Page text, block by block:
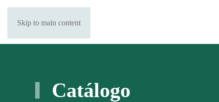
Skip to main content
Catálogo